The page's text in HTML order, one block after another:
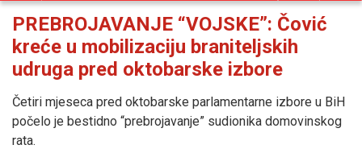
PREBROJAVANJE “VOJSKE”: Čović
kreće u mobilizaciju braniteljskih
udruga pred oktobarske izbore
Četiri mjeseca pred oktobarske parlamentarne izbore u BiH
počelo je bestidno “prebrojavanje” sudionika domovinskog
rata.